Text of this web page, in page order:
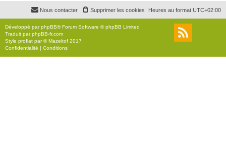
Heures au format UTC+02:00
Supprimer les cookies
Nous contacter
Développé parphpBB® Forum Software © phpBB Limited
Traduit parphpBB-fr.com
Style proflat par ©Mazeltof 2017
Confidentialité | Conditions